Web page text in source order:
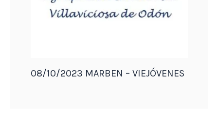
08/10/2023 MARBEN – VIEJÓVENES